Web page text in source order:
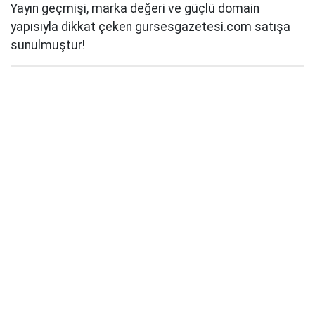
Yayın geçmişi, marka değeri ve güçlü domain
yapısıyla dikkat çeken gursesgazetesi.com satışa
sunulmuştur!